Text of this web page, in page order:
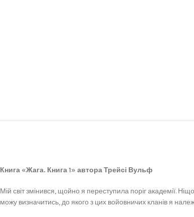
Книга «Жага. Книга 1» автора Трейсі Вульф
Мій світ змінився, щойно я переступила поріг академії.
можу визначитись, до якого з цих войовничих кланів я